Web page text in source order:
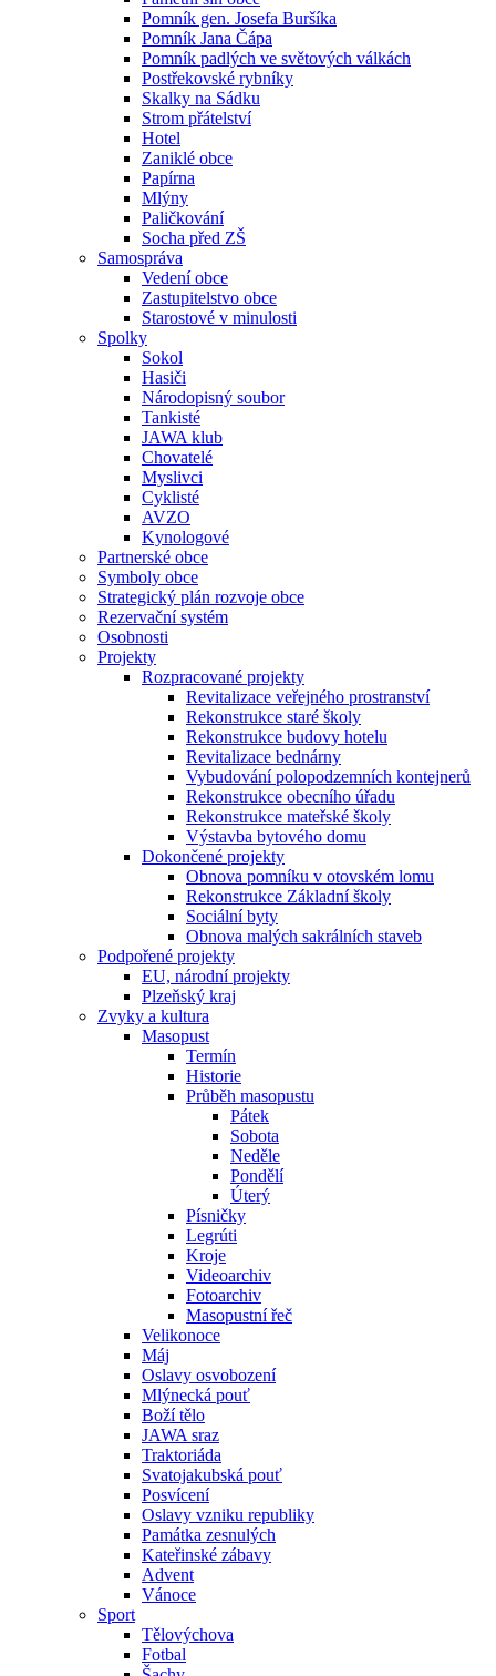
Pomník gen. Josefa Buršíka
Pomník Jana Čápa
Pomník padlých ve světových válkách
Postřekovské rybníky
Skalky na Sádku
Strom přátelství
Hotel
Zaniklé obce
Papírna
Mlýny
Paličkování
Socha před ZŠ
Samospráva
Vedení obce
Zastupitelstvo obce
Starostové v minulosti
Spolky
Sokol
Hasiči
Národopisný soubor
Tankisté
JAWA klub
Chovatelé
Myslivci
Cyklisté
AVZO
Kynologové
Partnerské obce
Symboly obce
Strategický plán rozvoje obce
Rezervační systém
Osobnosti
Projekty
Rozpracované projekty
Revitalizace veřejného prostranství
Rekonstrukce staré školy
Rekonstrukce budovy hotelu
Revitalizace bednárny
Vybudování polopodzemních kontejnerů
Rekonstrukce obecního úřadu
Rekonstrukce mateřské školy
Výstavba bytového domu
Dokončené projekty
Obnova pomníku v otovském lomu
Rekonstrukce Základní školy
Sociální byty
Obnova malých sakrálních staveb
Podpořené projekty
EU, národní projekty
Plzeňský kraj
Zvyky a kultura
Masopust
Termín
Historie
Průběh masopustu
Pátek
Sobota
Neděle
Pondělí
Úterý
Písničky
Legrúti
Kroje
Videoarchiv
Fotoarchiv
Masopustní řeč
Velikonoce
Máj
Oslavy osvobození
Mlýnecká pouť
Boží tělo
JAWA sraz
Traktoriáda
Svatojakubská pouť
Posvícení
Oslavy vzniku republiky
Památka zesnulých
Kateřinské zábavy
Advent
Vánoce
Sport
Tělovýchova
Fotbal